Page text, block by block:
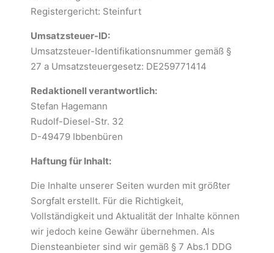
Registergericht: Steinfurt
Umsatzsteuer-ID:
Umsatzsteuer-Identifikationsnummer gemäß §
27 a Umsatzsteuergesetz: DE259771414
Redaktionell verantwortlich:
Stefan Hagemann
Rudolf-Diesel-Str. 32
D-49479 Ibbenbüren
Haftung für Inhalt:
Die Inhalte unserer Seiten wurden mit größter
Sorgfalt erstellt. Für die Richtigkeit,
Vollständigkeit und Aktualität der Inhalte können
wir jedoch keine Gewähr übernehmen. Als
Diensteanbieter sind wir gemäß § 7 Abs.1 DDG